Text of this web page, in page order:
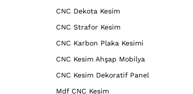
CNC Dekota Kesim
CNC Strafor Kesim
CNC Karbon Plaka Kesimi
CNC Kesim Ahşap Mobilya
CNC Kesim Dekoratif Panel
Mdf CNC Kesim